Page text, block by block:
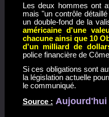
Les deux hommes ont
mais "un contrôle
un double-fond de la
américaine d'une
chacune ainsi que 10
d'un milliard de
police financière de
Si ces obligations sont
la législation actuelle
le communiqué.
Source : Aujourd'hui